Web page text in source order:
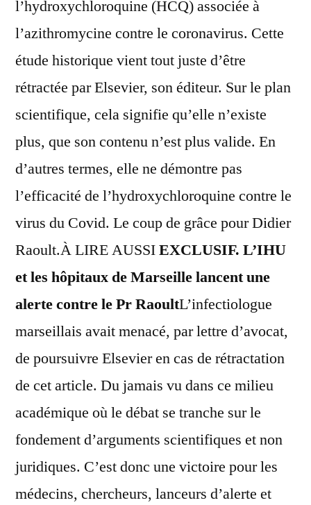
l’hydroxychloroquine (HCQ) associée à
l’azithromycine contre le coronavirus. Cette
étude historique vient tout juste d’être
rétractée par Elsevier, son éditeur. Sur le plan
scientifique, cela signifie qu’elle n’existe
plus, que son contenu n’est plus valide. En
d’autres termes, elle ne démontre pas
l’efficacité de l’hydroxychloroquine contre le
virus du Covid. Le coup de grâce pour Didier
Raoult.À LIRE AUSSIEXCLUSIF. L’IHU
et les hôpitaux de Marseille lancent une
alerte contre le Pr RaoultL’infectiologue
marseillais avait menacé, par lettre d’avocat,
de poursuivre Elsevier en cas de rétractation
de cet article. Du jamais vu dans ce milieu
académique où le débat se tranche sur le
fondement d’arguments scientifiques et non
juridiques. C’est donc une victoire pour les
médecins, chercheurs, lanceurs d’alerte et